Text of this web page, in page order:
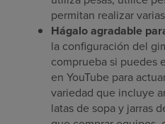
permitan realizar
Hágalo agradable
la configuración del
comprueba si puedes
en YouTube para
variedad que incluye
latas de sopa y jarras